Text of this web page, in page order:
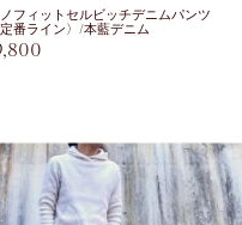
フィットセルビッチデニムパンツ
定番ライン〉/本藍デニム